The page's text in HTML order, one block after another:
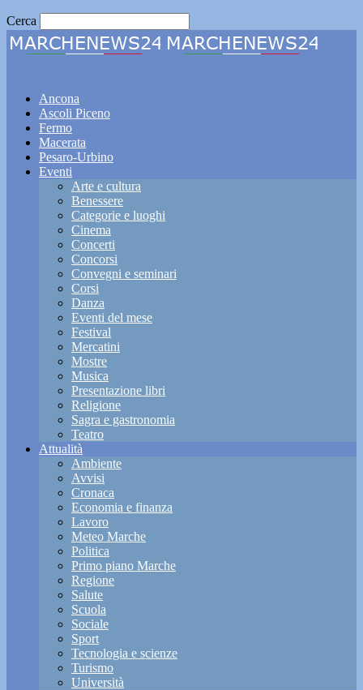
Cerca
Ancona
Ascoli Piceno
Fermo
Macerata
Pesaro-Urbino
Eventi
Arte e cultura
Benessere
Categorie e luoghi
Cinema
Concerti
Concorsi
Convegni e seminari
Corsi
Danza
Eventi del mese
Festival
Mercatini
Mostre
Musica
Presentazione libri
Religione
Sagra e gastronomia
Teatro
Attualità
Ambiente
Avvisi
Cronaca
Economia e finanza
Lavoro
Meteo Marche
Politica
Primo piano Marche
Regione
Salute
Scuola
Sociale
Sport
Tecnologia e scienze
Turismo
Università